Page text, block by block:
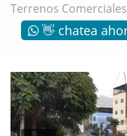
Terrenos Comerciales